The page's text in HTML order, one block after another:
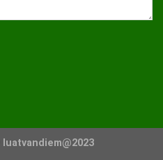
luatvandiem@2023